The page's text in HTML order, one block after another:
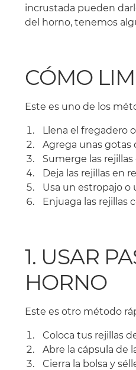
incrustada pueden
del horno, tenemos
CÓMO
Este es uno de los
Llena el fregadero
Agrega unas gotas
Sumerge las
Deja las rejillas en
Usa un estropajo o
Enjuaga las rejillas
1. USAR
HORNO
Este es otro método
Coloca tus rejillas
Abre la cápsula de
Cierra la bolsa y